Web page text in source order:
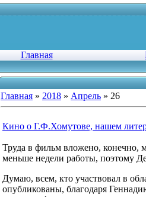
Главная
Главная » 2018 » Апрель » 26
Кино о Г.Ф.Хомутове, нашем
Труда в фильм вложено, конечно,
меньше недели работы, поэтому
Думаю, всем, кто участвовал в
опубликованы, благодаря